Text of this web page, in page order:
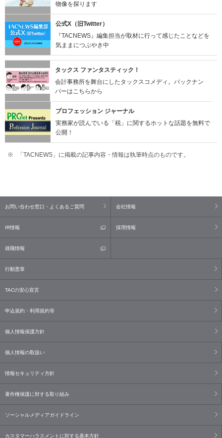
物像を探ります
公式X（旧Twitter）
『TACNEWS』編集担当が取材に行って感じたことなどを
気ままにつぶやき中
タックス ファンタスティック！
会計事務所を舞台にしたタックスコメディ。バックナン
バーはこちらから
プロフェッション ジャーナル
実務家が読んでいる「税」に関するホットな話題を無料で
公開！
「TACNEWS」に掲載の記事内容・情報は執筆時点のものです。
お問い合わせ窓口・よくあるご質問 会社情報
IR情報 採用情報
就職情報
行動憲章
TACの安心宣言
申込規約・利用規約等
個人情報保護方針
個人情報の取扱い
情報セキュリティ方針
著作権保護に対する取り組み
ソーシャルメディアガイドライン
カスタマーハラスメントに対する基本方針